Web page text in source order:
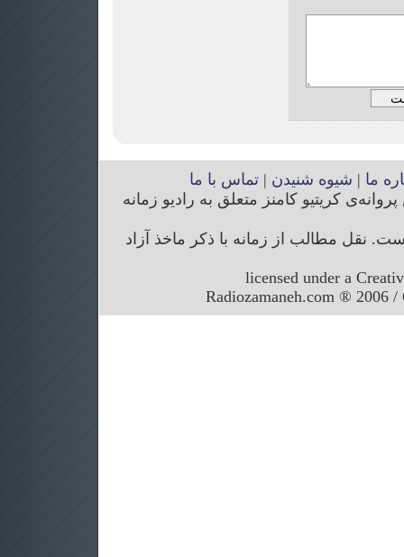
ما | شیوه شنیدن |تماس با ما
کریتیو کامنز متعلق به رادیو زمانه
نقل مطالب از زمانه با ذکر ماخذ آزاد
licensed under a